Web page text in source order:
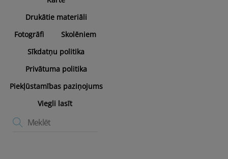
Drukātie materiāli
Fotogrāfi
Skolēniem
Sīkdatņu politika
Privātuma politika
Piekļūstamības paziņojums
Viegli lasīt